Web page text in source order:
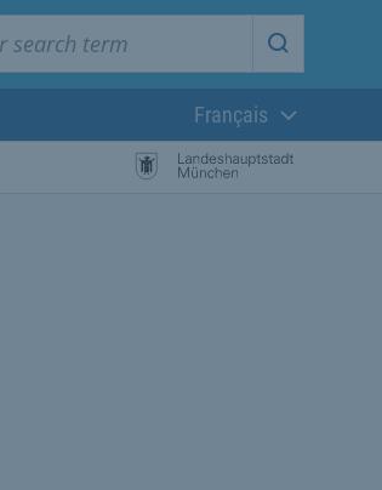
Start
Langue
Français